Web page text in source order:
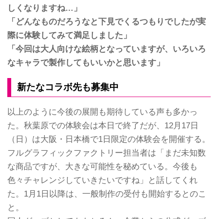
しくなりますね…」
「どんなものだろうなと下見でくるつもりでしたが実
際に体験してみて満足しました」
「今回は大人向けな絵柄となっていますが、いろいろ
なキャラで製作してもいいかと思います」
新たなコラボ先も募集中
以上のように今後の展開も期待している声も多かっ
た。秋葉原での体験会は本日で終了だが、12月17日
（日）は大阪・日本橋で1日限定の体験会を開催する。
フルグラフィックファクトリー担当者は「まだ未知数
な商品ですが、大きな可能性を秘めている。今後も
色々チャレンジしていきたいですね」と話してくれ
た。1月1日以降は、一般制作の受付も開始するとのこ
と。